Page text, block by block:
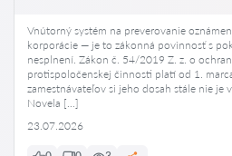
Vnútorný systém na preverovanie
korporácie — je to zákonná povinnosť s
nesplnení. Zákon č. 54/2019 Z. z. o
protispoločenskej činnosti platí od 1.
zamestnávateľov si jeho dosah stále nie je
Novela […]
23.07.2026